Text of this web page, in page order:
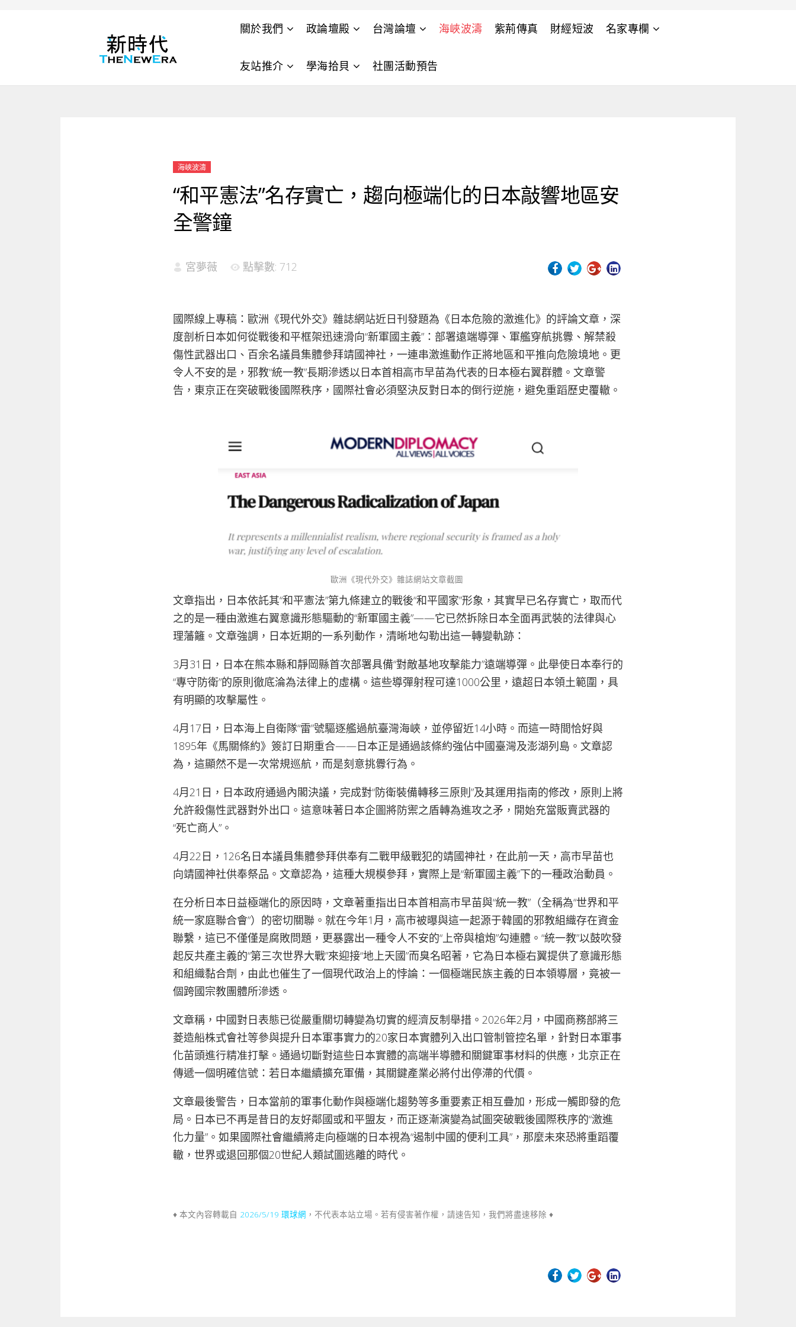
關於我們 政論壇殿 台灣論壇 海峽波濤 紫荊傳真 財經短波 名家專欄
友站推介 學海拾貝 社團活動預告
海峽波濤
“和平憲法”名存實亡，趨向極端化的日本敲響地區安
全警鐘
宮夢薇 點擊數: 712
國際線上專稿：歐洲《現代外交》雜誌網站近日刊發題為《日本危險的激進化》的評論文章，深
度剖析日本如何從戰後和平框架迅速滑向“新軍國主義”：部署遠端導彈、軍艦穿航挑釁、解禁殺
傷性武器出口、百余名議員集體參拜靖國神社，一連串激進動作正將地區和平推向危險境地。更
令人不安的是，邪教“統一教”長期滲透以日本首相高市早苗為代表的日本極右翼群體。文章警
告，東京正在突破戰後國際秩序，國際社會必須堅決反對日本的倒行逆施，避免重蹈歷史覆轍。
歐洲《現代外交》雜誌網站文章截圖
文章指出，日本依託其“和平憲法”第九條建立的戰後“和平國家”形象，其實早已名存實亡，取而代
之的是一種由激進右翼意識形態驅動的“新軍國主義”——它已然拆除日本全面再武裝的法律與心
理藩籬。文章強調，日本近期的一系列動作，清晰地勾勒出這一轉變軌跡：
3月31日，日本在熊本縣和靜岡縣首次部署具備“對敵基地攻擊能力”遠端導彈。此舉使日本奉行的
“專守防衛”的原則徹底淪為法律上的虛構。這些導彈射程可達1000公里，遠超日本領土範圍，具
有明顯的攻擊屬性。
4月17日，日本海上自衛隊“雷”號驅逐艦過航臺灣海峽，並停留近14小時。而這一時間恰好與
1895年《馬關條約》簽訂日期重合——日本正是通過該條約強佔中國臺灣及澎湖列島。文章認
為，這顯然不是一次常規巡航，而是刻意挑釁行為。
4月21日，日本政府通過內閣決議，完成對“防衛裝備轉移三原則”及其運用指南的修改，原則上將
允許殺傷性武器對外出口。這意味著日本企圖將防禦之盾轉為進攻之矛，開始充當販賣武器的
“死亡商人”。
4月22日，126名日本議員集體參拜供奉有二戰甲級戰犯的靖國神社，在此前一天，高市早苗也
向靖國神社供奉祭品。文章認為，這種大規模參拜，實際上是“新軍國主義”下的一種政治動員。
在分析日本日益極端化的原因時，文章著重指出日本首相高市早苗與“統一教”（全稱為“世界和平
統一家庭聯合會”）的密切關聯。就在今年1月，高市被曝與這一起源于韓國的邪教組織存在資金
聯繫，這已不僅僅是腐敗問題，更暴露出一種令人不安的“上帝與槍炮”勾連體。“統一教”以鼓吹發
起反共產主義的“第三次世界大戰”來迎接“地上天國”而臭名昭著，它為日本極右翼提供了意識形態
和組織黏合劑，由此也催生了一個現代政治上的悖論：一個極端民族主義的日本領導層，竟被一
個跨國宗教團體所滲透。
文章稱，中國對日表態已從嚴重關切轉變為切實的經濟反制舉措。2026年2月，中國商務部將三
菱造船株式會社等參與提升日本軍事實力的20家日本實體列入出口管制管控名單，針對日本軍事
化苗頭進行精准打擊。通過切斷對這些日本實體的高端半導體和關鍵軍事材料的供應，北京正在
傳遞一個明確信號：若日本繼續擴充軍備，其關鍵產業必將付出停滯的代價。
文章最後警告，日本當前的軍事化動作與極端化趨勢等多重要素正相互疊加，形成一觸即發的危
局。日本已不再是昔日的友好鄰國或和平盟友，而正逐漸演變為試圖突破戰後國際秩序的“激進
化力量”。如果國際社會繼續將走向極端的日本視為“遏制中國的便利工具”，那麼未來恐將重蹈覆
轍，世界或退回那個20世紀人類試圖逃離的時代。
♦ 本文內容轉載自 2026/5/19 環球網 ，不代表本站立場。若有侵害著作權，請速告知，我們將盡速移除 ♦